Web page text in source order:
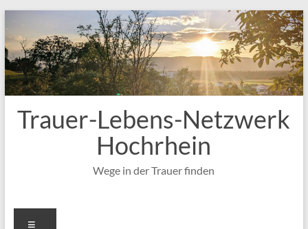
Inhalt
springen
Trauer-Lebens-Netzwerk
Hochrhein
Wege in der Trauer finden